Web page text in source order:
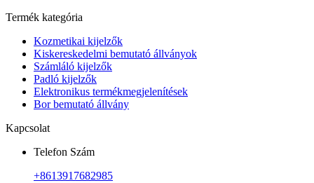
Termék kategória
Kozmetikai kijelzők
Kiskereskedelmi bemutató állványok
Számláló kijelzők
Padló kijelzők
Elektronikus termékmegjelenítések
Bor bemutató állvány
Kapcsolat
Telefon Szám
+8613917682985